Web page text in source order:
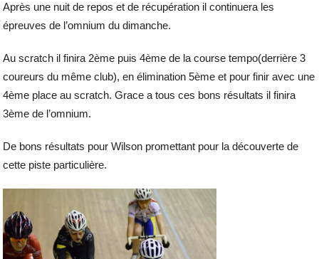
Après une nuit de repos et de récupération il continuera les
épreuves de l’omnium du dimanche.
Au scratch il finira 2ème puis 4ème de la course tempo(derrière 3
coureurs du même club), en élimination 5ème et pour finir avec une
4ème place au scratch. Grace a tous ces bons résultats il finira
3ème de l’omnium.
De bons résultats pour Wilson promettant pour la découverte de
cette piste particulière.